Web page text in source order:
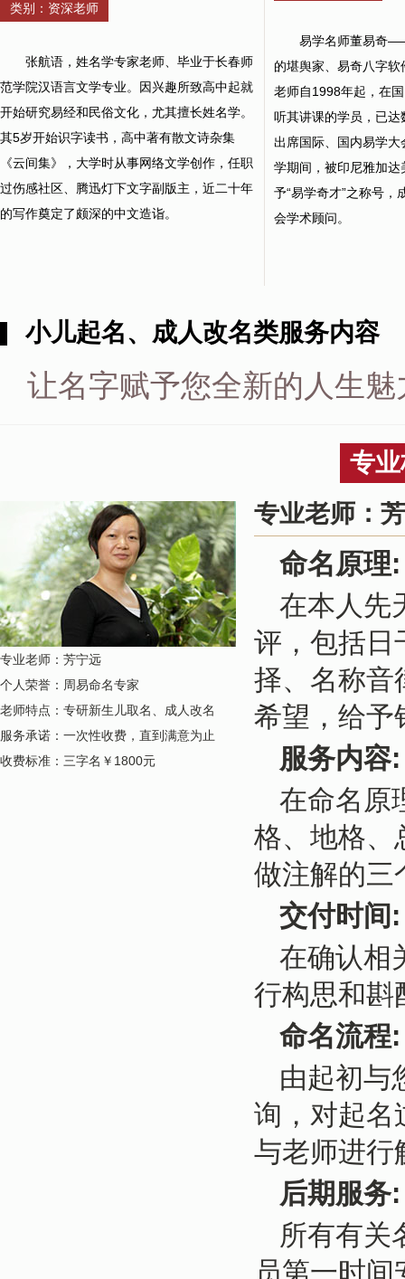
类别：资深老师
张航语，姓名学专家老师、毕业于长春师
范学院汉语言文学专业。因兴趣所致高中起就
开始研究易经和民俗文化，尤其擅长姓名学。
其5岁开始识字读书，高中著有散文诗杂集
《云间集》，大学时从事网络文学创作，任职
过伤感社区、腾迅灯下文字副版主，近二十年
的写作奠定了颇深的中文造诣。
易学名师董易奇
的堪舆家、易奇八字
老师自1998年起，在
听其讲课的学员，已
出席国际、国内易学
学期间，被印尼雅加达
予“易学奇才”之称号，
会学术顾问。
小儿起名、成人改名类服务内容
让名字赋予您全新的人生
专
专业老师：芳宁远
个人荣誉：周易命名专家
老师特点：专研新生儿取名、成人改名
服务承诺：一次性收费，直到满意为止
收费标准：三字名￥1800元
专业老师：
命名原理:
在本人先
评，包括日
择、名称音
希望，给予
服务内容:
在命名原
格、地格、
做注解的三
交付时间:
在确认相
行构思和斟
命名流程:
由起初与
询，对起名
与老师进行
后期服务:
所有有关
员第一时